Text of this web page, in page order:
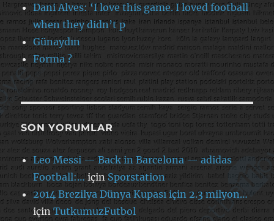
Dani Alves: ‘I love this game. I loved football
when they didn’t p
Günaydın
Forma ?
SON YORUMLAR
Leo Messi — Back in Barcelona — adidas
Football:…içinSporstation
2014 Brezilya Dünya Kupası için 2.3 milyon…
içinTutkumuzFutbol